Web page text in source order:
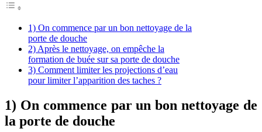
1) On commence par un bon nettoyage de la
porte de douche
2) Après le nettoyage, on empêche la
formation de buée sur sa porte de douche
3) Comment limiter les projections d’eau
pour limiter l’apparition des taches ?
1) On commence par un bon nettoyage de
la porte de douche